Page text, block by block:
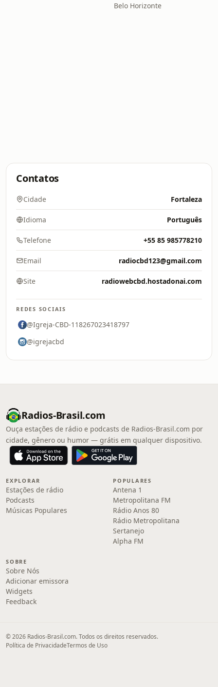
Belo Horizonte
Contatos
Cidade Fortaleza
Idioma Português
Telefone +55 85 985778210
Email radiocbd123@gmail.com
Site radiowebcbd.hostadonai.com
REDES SOCIAIS
@Igreja-CBD-118267023418797
@igrejacbd
Radios-Brasil.com
Ouça estações de rádio e podcasts de Radios-Brasil.com por
cidade, gênero ou humor — grátis em qualquer dispositivo.
EXPLORAR
Estações de rádio
Podcasts
Músicas Populares
POPULARES
Antena 1
Metropolitana FM
Rádio Anos 80
Rádio Metropolitana
Sertanejo
Alpha FM
SOBRE
Sobre Nós
Adicionar emissora
Widgets
Feedback
© 2026 Radios-Brasil.com. Todos os direitos reservados.
Política de PrivacidadeTermos de Uso